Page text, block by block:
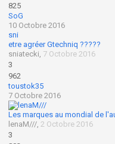
825
SoG
10 Octobre 2016
sni
etre agréer Gtechniq ?????
sniatecki, 7 Octobre 2016
3
962
toustok35
7 Octobre 2016
Les marques au mondial de
lenaM///,2 Octobre 2016
3